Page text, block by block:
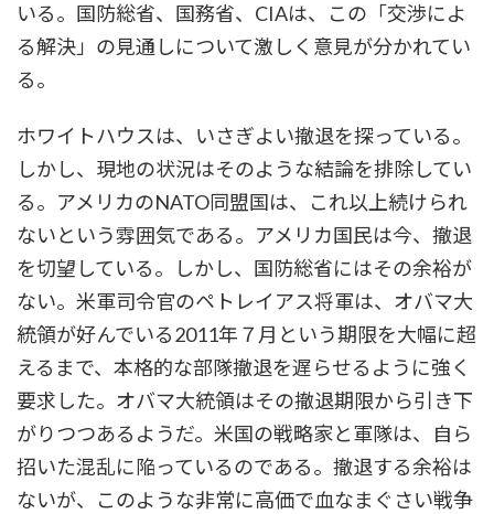
いる。国防総省、国務省、CIAは、この「交渉によ
る解決」の見通しについて激しく意見が分かれてい
る。
ホワイトハウスは、いさぎよい撤退を探っている。
しかし、現地の状況はそのような結論を排除してい
る。アメリカのNATO同盟国は、これ以上続けられ
ないという雰囲気である。アメリカ国民は今、撤退
を切望している。しかし、国防総省にはその余裕が
ない。米軍司令官のペトレイアス将軍は、オバマ大
統領が好んでいる2011年７月という期限を大幅に超
えるまで、本格的な部隊撤退を遅らせるように強く
要求した。オバマ大統領はその撤退期限から引き下
がりつつあるようだ。米国の戦略家と軍隊は、自ら
招いた混乱に陥っているのである。撤退する余裕は
ないが、このような非常に高価で血なまぐさい戦争